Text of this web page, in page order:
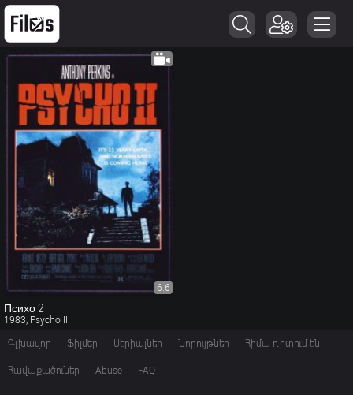
6.6
Психо 2
1983, Psycho II
Գլխավոր Ֆիլմեր Սերիալներ Նորույթներ Հիմա դիտում են
Հավաքածուներ Abuse FAQ